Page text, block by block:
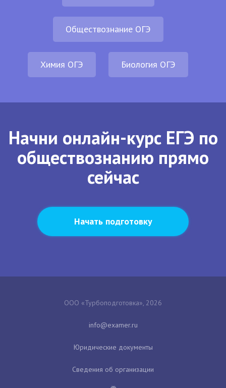
Обществознание ОГЭ
Химия ОГЭ Биология ОГЭ
Начни онлайн-курс ЕГЭ по
обществознанию прямо
сейчас
Начать подготовку
ООО «Турбоподготовка», 2026
Юридические документы
Сведения об организации